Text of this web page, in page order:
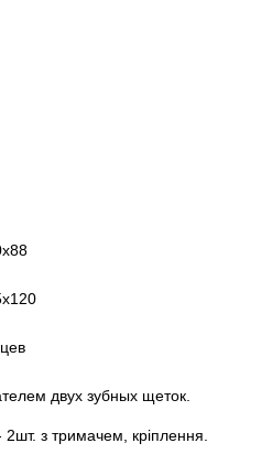
двух зубных щеток.
2шт. з тримачем, кріплення.